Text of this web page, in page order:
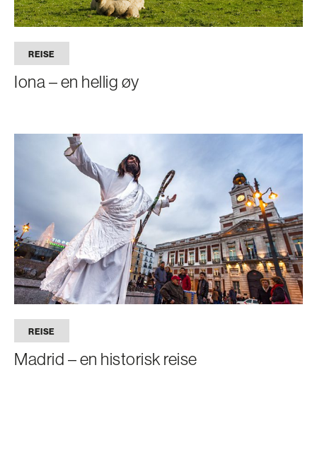
REISE
Iona – en hellig øy
REISE
Madrid – en historisk reise